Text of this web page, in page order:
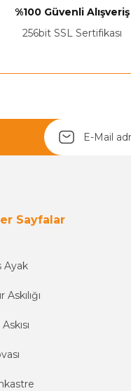
%100 Güvenli Alışveriş
256bit SSL Sertifikası
Sayfalar
Ayak
Askılığı